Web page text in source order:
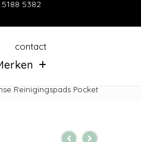
5188 5382
contact
Reinigingspads Pocket